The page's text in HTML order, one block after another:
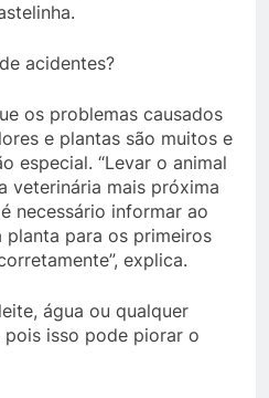
acidentes?
os problemas causados
e plantas são muitos e
especial. “Levar o animal
veterinária mais próxima
necessário informar ao
para os primeiros
explica.
água ou qualquer
isso pode piorar o